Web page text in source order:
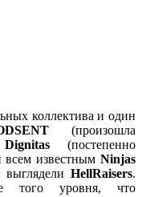
коллектива и один
(произошла
Dignitas(постепенно
известным Ninjas
выгляделиHellRaisers.
того уровня, что